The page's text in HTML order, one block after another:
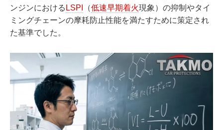
ンジンにおける LSPI （低速早期着火現象）の抑制やタイ
ミングチェーンの摩耗防止性能を満たすために策定され
た基準でした。